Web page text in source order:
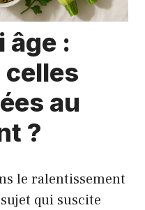
âge :
au
?
le ralentissement
qui suscite